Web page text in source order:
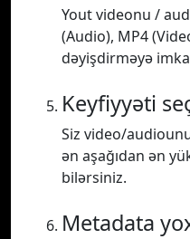
Yout videonu /
(Audio), MP4
dəyişdirməyə
Keyfiyyəti
Siz video/
ən aşağıdan ən
bilərsiniz.
Metadata